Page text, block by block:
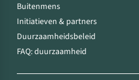
Buitenmens
Initiatieven & partners
Duurzaamheidsbeleid
FAQ: duurzaamheid